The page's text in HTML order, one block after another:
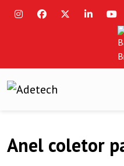
Anel coletor